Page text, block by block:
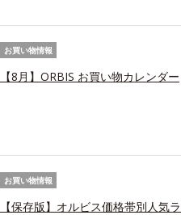
お買い物情報
【8月】ORBIS お買い物カレンダー
お買い物情報
【保存版】オルビス価格帯別人気